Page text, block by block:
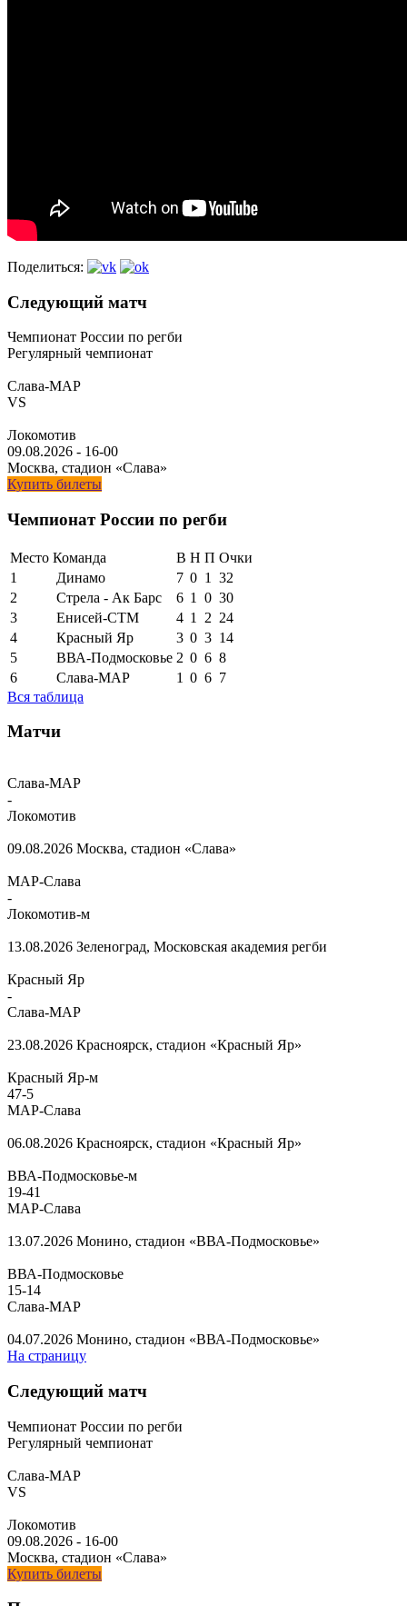
Поделиться:
Следующий матч
Чемпионат России по регби
Регулярный чемпионат
Слава-МАР
VS
Локомотив
09.08.2026 - 16-00
Москва, стадион «Слава»
Купить билеты
Чемпионат России по регби
Место Команда В Н П Очки
1
Динамо 7 0 1
32
2
Стрела - Ак Барс 6 1 0 30
3
Енисей-СТМ 4 1 2 24
4
Красный Яр 3 0 3 14
5
ВВА-Подмосковье 2 0 6 8
6
Слава-МАР 1 0 6 7
Вся таблица
Матчи
Слава-МАР
-
Локомотив
09.08.2026 Москва, стадион «Слава»
МАР-Слава
-
Локомотив-м
13.08.2026 Зеленоград, Московская академия регби
Красный Яр
-
Слава-МАР
23.08.2026 Красноярск, стадион «Красный Яр»
Красный Яр-м
47-5
МАР-Слава
06.08.2026 Красноярск, стадион «Красный Яр»
ВВА-Подмосковье-м
19-41
МАР-Слава
13.07.2026 Монино, стадион «ВВА-Подмосковье»
ВВА-Подмосковье
15-14
Слава-МАР
04.07.2026 Монино, стадион «ВВА-Подмосковье»
На страницу
Следующий матч
Чемпионат России по регби
Регулярный чемпионат
Слава-МАР
VS
Локомотив
09.08.2026 - 16-00
Москва, стадион «Слава»
Купить билеты